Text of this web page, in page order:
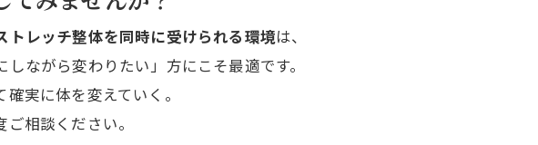
トレッチ整体を同時に受けられる環境は、
しながら変わりたい」方にこそ最適です。
実に体を変えていく。
相談ください。